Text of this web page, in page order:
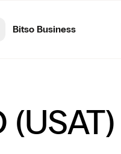
Bitso Business